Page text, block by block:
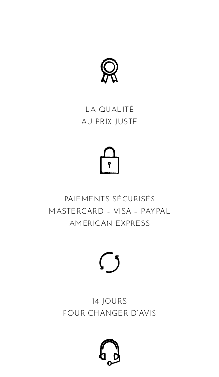
LA QUALITÉ
AU PRIX JUSTE
PAIEMENTS SÉCURISÉS
MASTERCARD – VISA – PAYPAL
AMERICAN EXPRESS
14 JOURS
POUR CHANGER D’AVIS